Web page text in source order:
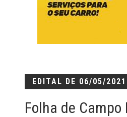
EDITAL DE 06/05/2021
Folha de Campo